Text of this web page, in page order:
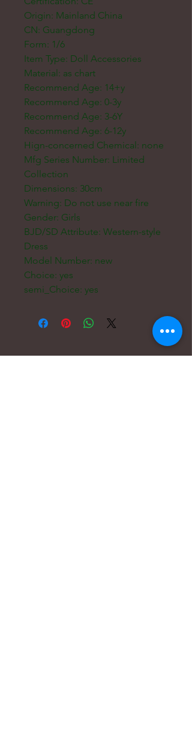
Origin: Mainland China
CN: Guangdong
Form: 1/6
Item Type: Doll Accessories
Material: as chart
Recommend Age: 14+y
Recommend Age: 0-3y
Recommend Age: 3-6Y
Recommend Age: 6-12y
Hign-concerned Chemical: none
Mfg Series Number: Limited
Collection
Dimensions: 30cm
Warning: Do not use near fire
Gender: Girls
BJD/SD Attribute: Western-style
Dress
Model Number: new
Choice: yes
semi_Choice: yes